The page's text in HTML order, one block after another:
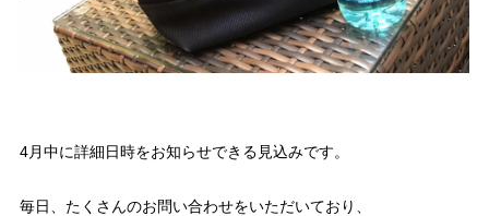
4月中に詳細日時をお知らせできる見込みです。
毎日、たくさんのお問い合わせをいただいており、